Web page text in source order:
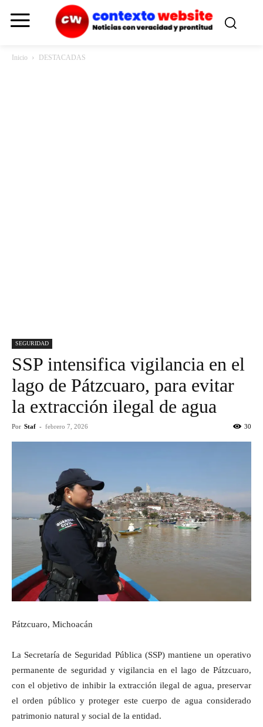
Inicio DESTACADAS
SEGURIDAD
SSP intensifica vigilancia en el
lago de Pátzcuaro, para evitar
la extracción ilegal de agua
Por Staf - febrero 7, 2026 30
Pátzcuaro, Michoacán
La Secretaría de Seguridad Pública (SSP) mantiene un operativo
permanente de seguridad y vigilancia en el lago de Pátzcuaro,
con el objetivo de inhibir la extracción ilegal de agua, preservar
el orden público y proteger este cuerpo de agua considerado
patrimonio natural y social de la entidad.